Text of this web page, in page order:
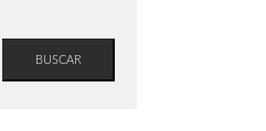
BUSCAR